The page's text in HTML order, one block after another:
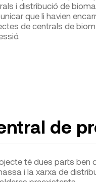
i distribució de
que li havien
de centrals de
de
té dues parts ben
i la xarxa de